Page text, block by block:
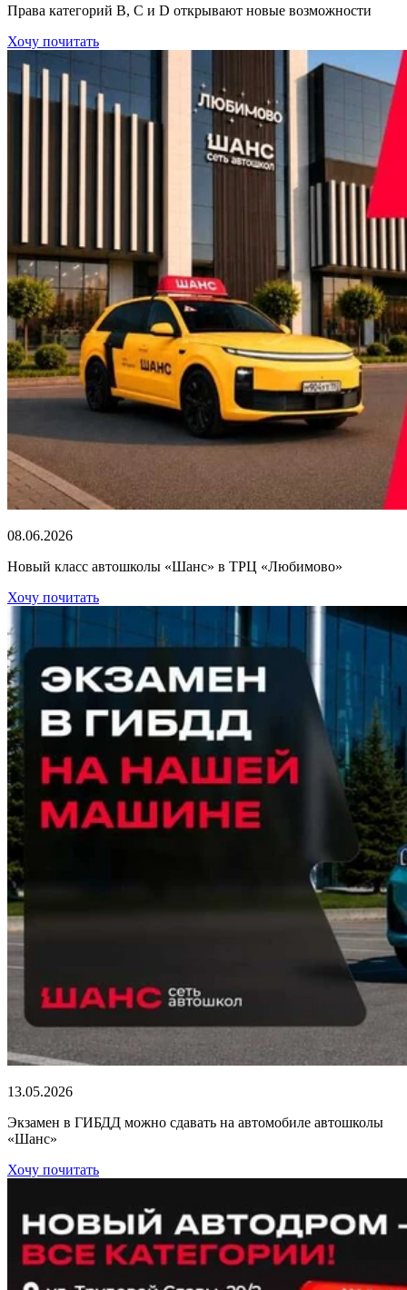
Права категорий В, С и D открывают новые возможности
Хочу почитать
08.06.2026
Новый класс автошколы «Шанс» в ТРЦ «Любимово»
Хочу почитать
13.05.2026
Экзамен в ГИБДД можно сдавать на автомобиле автошколы
«Шанс»
Хочу почитать